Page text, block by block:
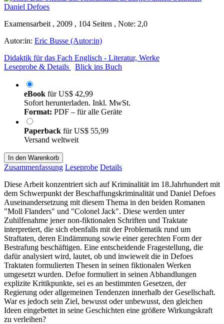
Examensarbeit , 2009 , 104 Seiten , Note: 2,0
Autor:in: Eric Busse (Autor:in)
Didaktik für das Fach Englisch - Literatur, Werke
Leseprobe & Details
Blick ins Buch
eBook fürUS$ 42,99
Sofort herunterladen. Inkl. MwSt.
Format: PDF – für alle Geräte
Paperback fürUS$ 55,99
Versand weltweit
In den Warenkorb
Zusammenfassung Leseprobe Details
Diese Arbeit konzentriert sich auf Kriminalität im 18.Jahrhundert mit
dem Schwerpunkt der Beschaffungskriminalität und Daniel Defoes
Auseinandersetzung mit diesem Thema in den beiden Romanen
"Moll Flanders" und "Colonel Jack". Diese werden unter
Zuhilfenahme jener non-fiktionalen Schriften und Traktate
interpretiert, die sich ebenfalls mit der Problematik rund um
Straftaten, deren Eindämmung sowie einer gerechten Form der
Bestrafung beschäftigen. Eine entscheidende Fragestellung, die
dafür analysiert wird, lautet, ob und inwieweit die in Defoes
Traktaten formulierten Thesen in seinen fiktionalen Werken
umgesetzt wurden. Defoe formuliert in seinen Abhandlungen
explizite Kritikpunkte, sei es an bestimmten Gesetzen, der
Regierung oder allgemeinen Tendenzen innerhalb der Gesellschaft.
War es jedoch sein Ziel, bewusst oder unbewusst, den gleichen
Ideen eingebettet in seine Geschichten eine größere Wirkungskraft
zu verleihen?